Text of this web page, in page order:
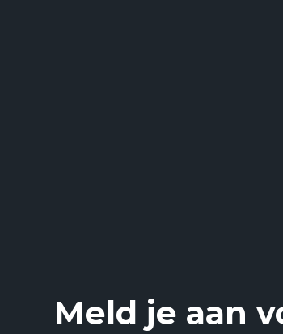
Meld je aan